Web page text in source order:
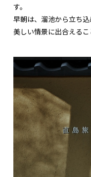
す。
早朝は、溜池から立ち
美しい情景に出合えるこ